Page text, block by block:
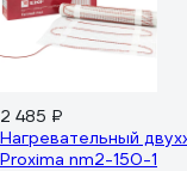
2 485 ₽
Нагревательный
Proxima nm2-150-1